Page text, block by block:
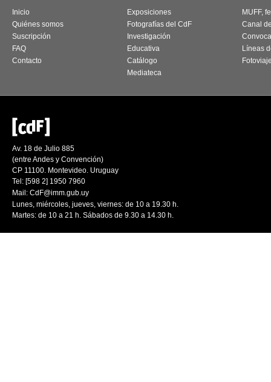
Inicio
Quiénes somos
Suscripción
FAQ
Contacto
Exposiciones
Fotografías del CdF
Investigación
Educativa
Catálogo
Mediateca
MUFF,
Canal
Líneas
Av. 18 de Julio 885
(entre Andes y Convención)
CP 11100. Montevideo. Uruguay
Tel: [598 2] 1950 7960
Mail: CdF@imm.gub.uy
Lunes, miércoles, jueves, viernes: de 10 a 19.30 h.
Martes: de 10 a 21 h. Sábados de 9.30 a 14.30 h.